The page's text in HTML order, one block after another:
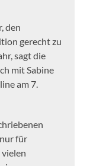
den
gerecht zu
sagt die
mit Sabine
am 7.
für